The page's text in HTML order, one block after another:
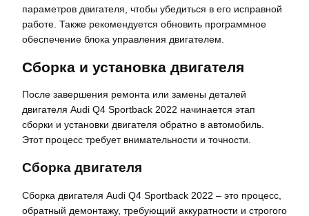
параметров двигателя, чтобы убедиться в его исправной
работе. Также рекомендуется обновить программное
обеспечение блока управления двигателем.
Сборка и установка двигателя
После завершения ремонта или замены деталей
двигателя Audi Q4 Sportback 2022 начинается этап
сборки и установки двигателя обратно в автомобиль.
Этот процесс требует внимательности и точности.
Сборка двигателя
Сборка двигателя Audi Q4 Sportback 2022 – это процесс,
обратный демонтажу, требующий аккуратности и строгого